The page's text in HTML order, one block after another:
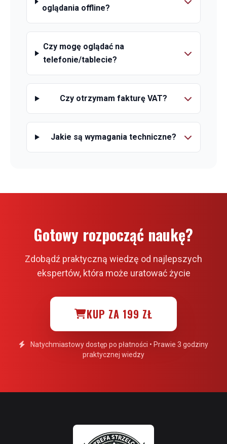
oglądania offline?
Czy mogę oglądać na
telefonie/tablecie?
Czy otrzymam fakturę VAT?
Jakie są wymagania techniczne?
Gotowy rozpocząć naukę?
Zdobądź praktyczną wiedzę od najlepszych
ekspertów, która może uratować życie
KUP ZA 199 ZŁ
Natychmiastowy dostęp po płatności • Prawie 3 godziny
praktycznej wiedzy